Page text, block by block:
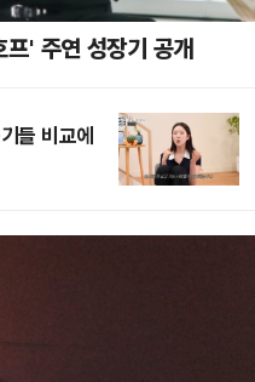
' 주연 성장기 공개
들 비교에